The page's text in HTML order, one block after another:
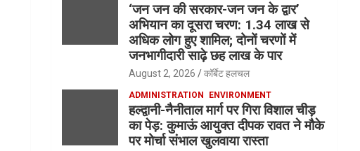
‘जन जन की सरकार-जन जन के द्वार’
अभियान का दूसरा चरण: 1.34 लाख से
अधिक लोग हुए शामिल; दोनों चरणों में
जनभागीदारी साढ़े छह लाख के पार
August 2, 2026 कॉर्बेट हलचल
ADMINISTRATION ENVIRONMENT
हल्द्वानी-नैनीताल मार्ग पर गिरा विशाल चीड़
का पेड़: कुमाऊं आयुक्त दीपक रावत ने मौके
पर मोर्चा संभाल खुलवाया रास्ता